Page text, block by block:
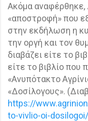
Ακόμα αναφέρθηκε,
«αποστροφή» που
στην εκδήλωση η
την οργή και τον
διαβάζει είτε το
είτε το βιβλίο
«Ανυπότακτο
«Δοσίλογους».
https://
to-vivlio-oi-dosilogoi/